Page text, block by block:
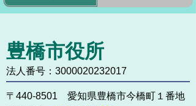
豊橋市役所
法人番号：3000020232017
〒440-8501 愛知県豊橋市今橋町１番地